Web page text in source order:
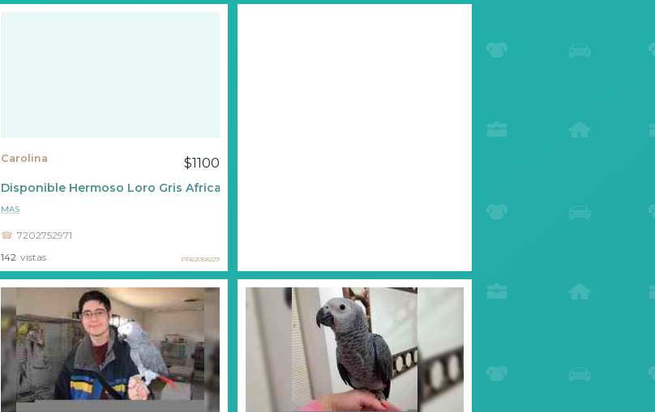
Carolina $1100
Disponible Hermoso Loro Gris Africano ????
7202752971
MAS
142 vistas PR62058229